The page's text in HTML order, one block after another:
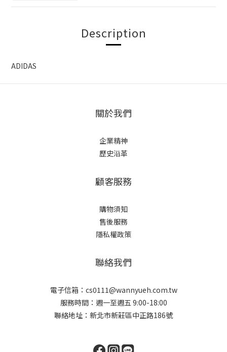
Description
ADIDAS
關於我們
企業精神
歷史沿革
顧客服務
購物須知
售後服務
隱私權政策
聯絡我們
電子信箱：cs0111@wannyueh.com.tw
服務時間：週一至週五 9:00-18:00
聯絡地址：新北市新莊區中正路186號